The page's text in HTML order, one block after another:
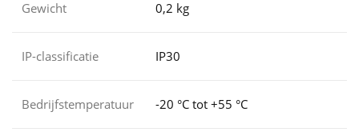
Gewicht 0,2 kg
IP-classificatie IP30
Bedrijfstemperatuur -20 °C tot +55 °C